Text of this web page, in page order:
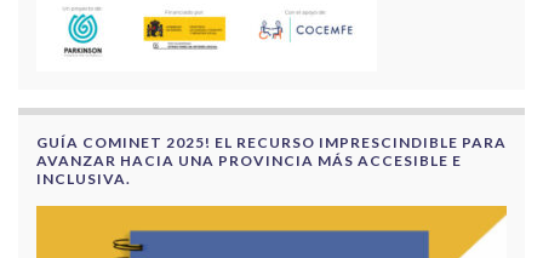
GUÍA COMINET 2025! EL RECURSO IMPRESCINDIBLE PARA
AVANZAR HACIA UNA PROVINCIA MÁS ACCESIBLE E
INCLUSIVA.